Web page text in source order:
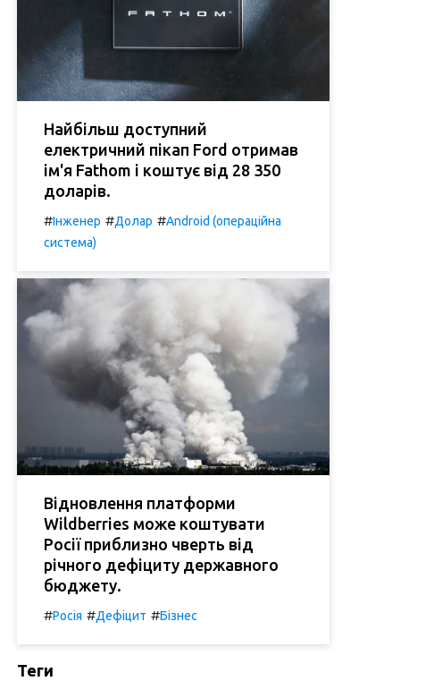
Найбільш доступний
електричний пікап Ford отримав
ім'я Fathom і коштує від 28 350
доларів.
#Інженер #Долар #Android (операційна
система)
Відновлення платформи
Wildberries може коштувати
Росії приблизно чверть від
річного дефіциту державного
бюджету.
#Росія #Дефіцит #Бізнес
Теги